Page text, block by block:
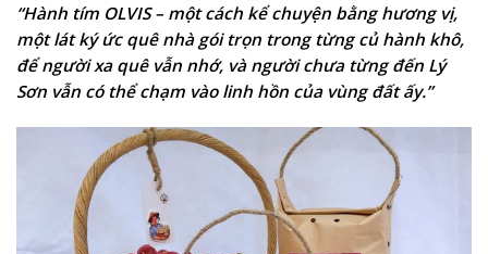
“Hành tím OLVIS – một cách kể chuyện bằng hương vị,
một lát ký ức quê nhà gói trọn trong từng củ hành khô,
để người xa quê vẫn nhớ, và người chưa từng đến Lý
Sơn vẫn có thể chạm vào linh hồn của vùng đất ấy.”